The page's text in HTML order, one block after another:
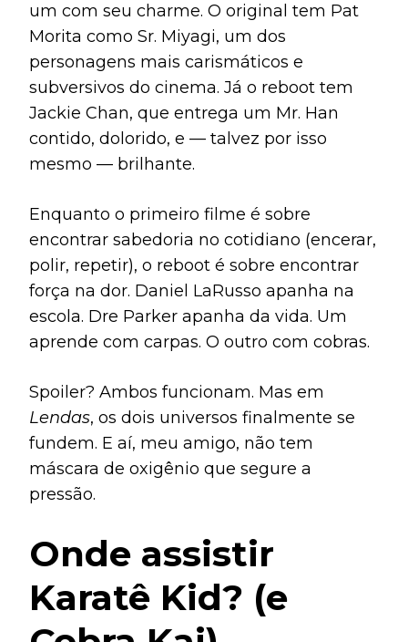
um com seu charme. O original tem Pat
Morita como Sr. Miyagi, um dos
personagens mais carismáticos e
subversivos do cinema. Já o reboot tem
Jackie Chan, que entrega um Mr. Han
contido, dolorido, e — talvez por isso
mesmo — brilhante.
Enquanto o primeiro filme é sobre
encontrar sabedoria no cotidiano (encerar,
polir, repetir), o reboot é sobre encontrar
força na dor. Daniel LaRusso apanha na
escola. Dre Parker apanha da vida. Um
aprende com carpas. O outro com cobras.
Spoiler? Ambos funcionam. Mas em
Lendas, os dois universos finalmente se
fundem. E aí, meu amigo, não tem
máscara de oxigênio que segure a
pressão.
Onde assistir
Karatê Kid? (e